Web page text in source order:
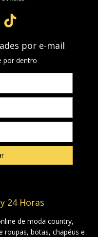
por e-mail
por dentro
24 Horas
de moda country,
roupas, botas, chapéus e